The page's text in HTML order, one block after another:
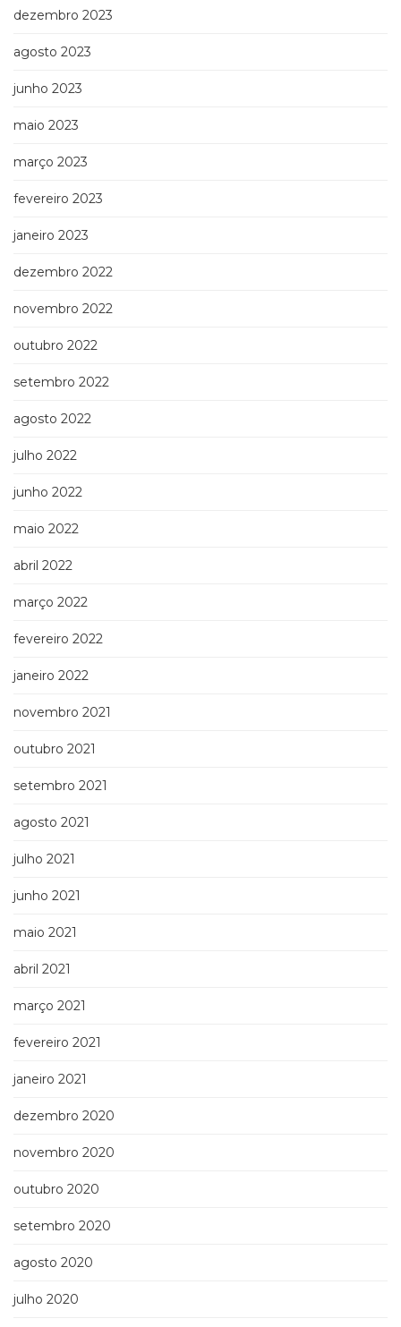
dezembro 2023
agosto 2023
junho 2023
maio 2023
março 2023
fevereiro 2023
janeiro 2023
dezembro 2022
novembro 2022
outubro 2022
setembro 2022
agosto 2022
julho 2022
junho 2022
maio 2022
abril 2022
março 2022
fevereiro 2022
janeiro 2022
novembro 2021
outubro 2021
setembro 2021
agosto 2021
julho 2021
junho 2021
maio 2021
abril 2021
março 2021
fevereiro 2021
janeiro 2021
dezembro 2020
novembro 2020
outubro 2020
setembro 2020
agosto 2020
julho 2020